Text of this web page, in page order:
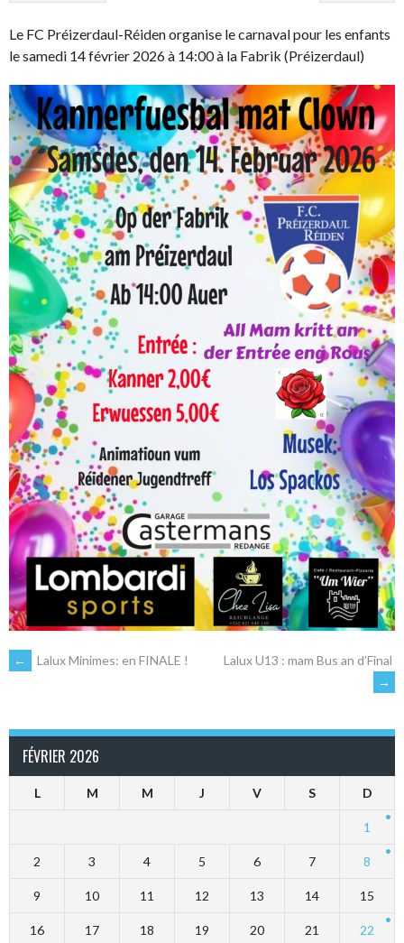
Le FC Préizerdaul-Réiden organise le carnaval pour les enfants
le samedi 14 février 2026 à 14:00 à la Fabrik (Préizerdaul)
NAVIGATION
DES
ARTICLES
← Lalux Minimes: en FINALE !
Lalux U13 : mam Bus an d’Final
→
FÉVRIER 2026
L M M J V S D
1
2 3 4 5 6 7 8
9 10 11 12 13 14 15
16 17 18 19 20 21 22